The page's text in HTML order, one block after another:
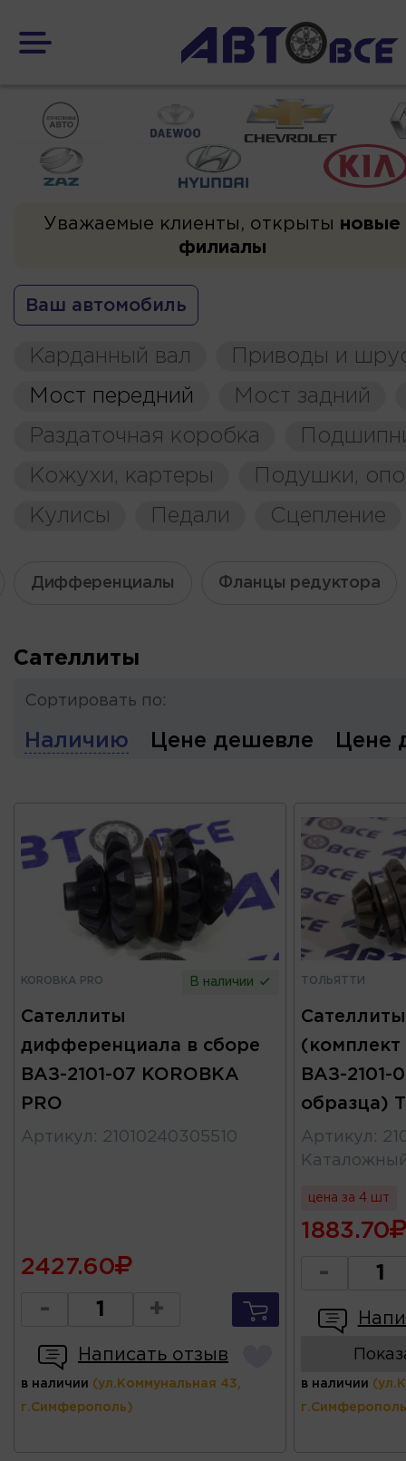
Уважаемые клиенты, открыты новые
филиалы
Ваш автомобиль
Карданный вал
Приводы и
Мост передний
Мост задний
Раздаточная коробка
Кожухи, картеры
Подушки,
Кулисы
Педали Сцепление
Дифференциалы Фланцы редуктора
Сателлиты
Сортировать по:
Наличию Цене дешевле Цене
KOROBKA PRO В наличии
Сателлиты
дифференциала в сборе
ВАЗ-2101-07 KOROBKA
PRO
Артикул : 21010240305510
2427.60
- +
Написать отзыв
в наличии (ул.Коммунальная 43,
г.Симферополь)
ТОЛЬЯТТИ
ВАЗ-2101-
образца)
Артикул :
цена за 4 шт
1883.70
-
в наличии